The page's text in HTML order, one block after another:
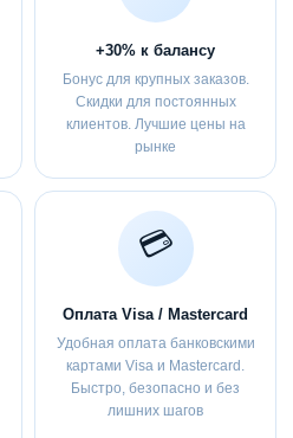
+30% к балансу
Бонус для крупных заказов.
Скидки для постоянных
клиентов. Лучшие цены на
рынке
💳
Оплата Visa / Mastercard
Удобная оплата банковскими
картами Visa и Mastercard.
Быстро, безопасно и без
лишних шагов